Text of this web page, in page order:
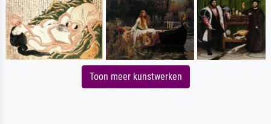
Toon meer kunstwerken